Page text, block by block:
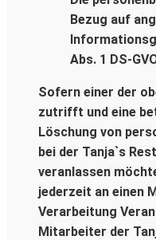
Bezug auf
Abs. 1 DS-
Sofern einer der
zutrifft und eine
Löschung von
bei der Tanja`s
veranlassen
jederzeit an einen
Verarbeitung
Mitarbeiter der